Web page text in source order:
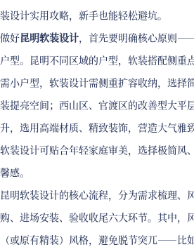
装设计实用攻略，新手也能轻松避坑。
做好昆明软装设计，首先要明确核心原则
户型。昆明不同区域的户型，软装搭配侧重
需小户型，软装设计需侧重扩容收纳，选择
装提亮空间；西山区、官渡区的改善型大平
升，选用高端材质、精致装饰，营造大气雅
软装设计可贴合年轻家庭审美，选择极简风
馨感。
昆明软装设计的核心流程，分为需求梳理、
购、进场安装、验收收尾六大环节。其中，
（或原有精装）风格，避免脱节突兀——比